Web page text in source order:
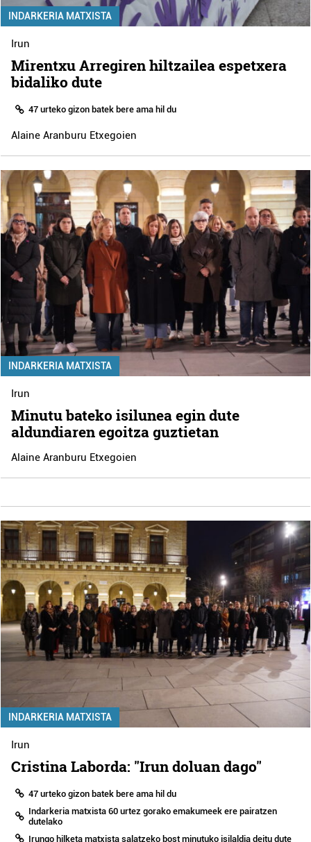
INDARKERIA MATXISTA
Irun
Mirentxu Arregiren hiltzailea espetxera
bidaliko dute
47 urteko gizon batek bere ama hil du
Alaine Aranburu Etxegoien
INDARKERIA MATXISTA
Irun
Minutu bateko isilunea egin dute
aldundiaren egoitza guztietan
Alaine Aranburu Etxegoien
INDARKERIA MATXISTA
Irun
Cristina Laborda: "Irun doluan dago"
47 urteko gizon batek bere ama hil du
Indarkeria matxista 60 urtez gorako emakumeek ere pairatzen
dutelako
Irungo hilketa matxista salatzeko bost minutuko isilaldia deitu dute